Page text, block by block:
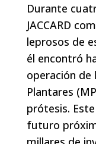
Durante
JACCARD
leprosos de
él encontró
operación de
Plantares
prótesis.
futuro